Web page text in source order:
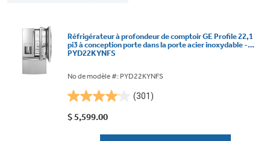
Réfrigérateur à profondeur de comptoir GE Profile 22,1
pi3 à conception porte dans la porte acier inoxydable -
PYD22KYNFS
No de modèle #: PYD22KYNFS
(301)
4.1
étoile(s)
$ 5,599.00